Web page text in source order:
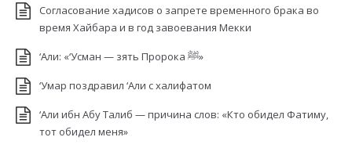
Согласование хадисов о запрете временного брака во
время Хайбара и в год завоевания Мекки
‘Али: «‘Усман — зять Пророка ﷺ»
‘Умар поздравил ‘Али с халифатом
‘Али ибн Абу Талиб — причина слов: «Кто обидел Фатиму,
тот обидел меня»